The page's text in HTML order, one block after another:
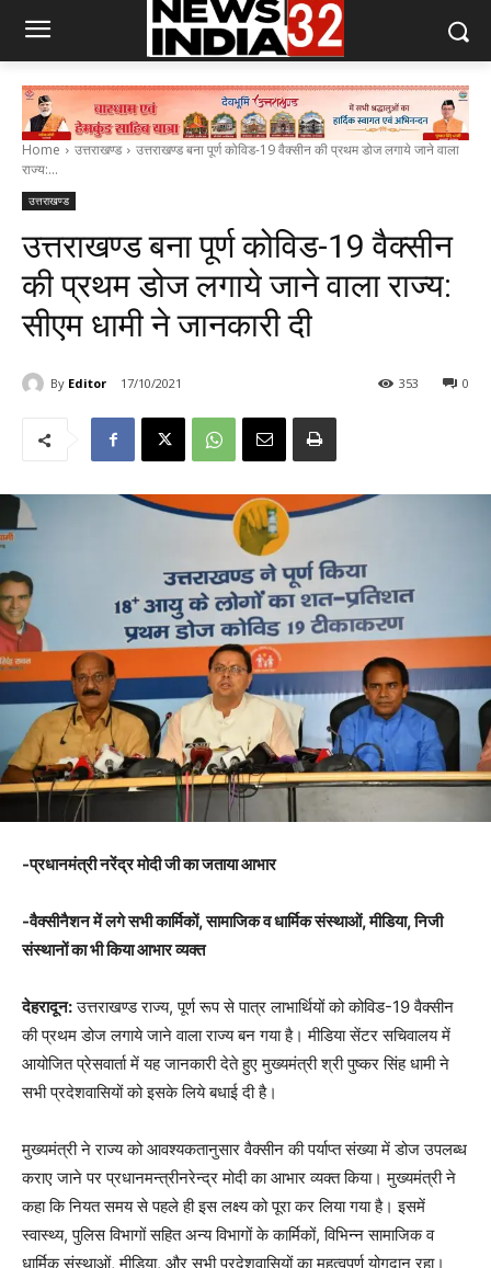
Home उत्तराखण्ड
उत्तराखण्ड बना पूर्ण कोविड-19 वैक्सीन की प्रथम डोज लगाये जाने वाला
राज्य:...
उत्तराखण्ड
उत्तराखण्ड बना पूर्ण कोविड-19 वैक्सीन
की प्रथम डोज लगाये जाने वाला राज्य:
सीएम धामी ने जानकारी दी
By Editor 17/10/2021 0
353
-प्रधानमंत्री नरेंद्र मोदी जी का जताया आभार
-वैक्सीनैशन में लगे सभी कार्मिकों, सामाजिक व धार्मिक संस्थाओं, मीडिया, निजी
संस्थानों का भी किया आभार व्यक्त
देहरादून:उत्तराखण्ड राज्य, पूर्ण रूप से पात्र लाभार्थियों को कोविड-19 वैक्सीन
की प्रथम डोज लगाये जाने वाला राज्य बन गया है। मीडिया सेंटर सचिवालय में
आयोजित प्रेसवार्ता में यह जानकारी देते हुए मुख्यमंत्री श्री पुष्कर सिंह धामी ने
सभी प्रदेशवासियों को इसके लिये बधाई दी है।
मुख्यमंत्री ने राज्य को आवश्यकतानुसार वैक्सीन की पर्याप्त संख्या में डोज उपलब्ध
कराए जाने पर प्रधानमन्त्रीनरेन्द्र मोदी का आभार व्यक्त किया। मुख्यमंत्री ने
कहा कि नियत समय से पहले ही इस लक्ष्य को पूरा कर लिया गया है। इसमें
स्वास्थ्य, पुलिस विभागों सहित अन्य विभागों के कार्मिकों, विभिन्न सामाजिक व
धार्मिक संस्थाओं, मीडिया, और सभी प्रदेशवासियों का महत्वपूर्ण योगदान रहा।